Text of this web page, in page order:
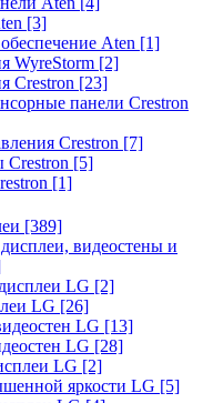
[3]
Aten [1]
WyreStorm [2]
Crestron [23]
панели Crestron
Crestron [7]
Crestron [5]
[1]
[389]
видеостены и
LG [2]
LG [26]
LG [13]
LG [28]
LG [2]
яркости LG [5]